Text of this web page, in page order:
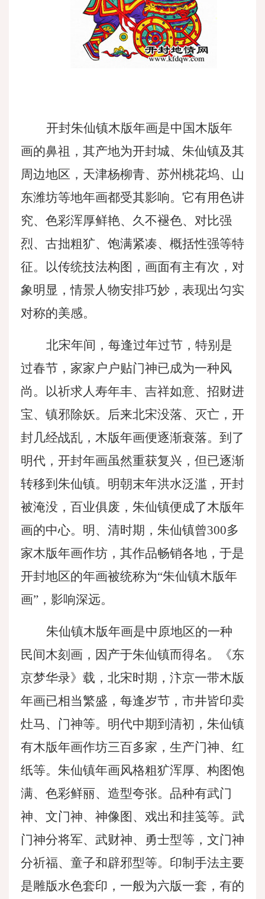
开封朱仙镇木版年画是中国木版年
画的鼻祖，其产地为开封城、朱仙镇及其
周边地区，天津杨柳青、苏州桃花坞、山
东潍坊等地年画都受其影响。它有用色讲
究、色彩浑厚鲜艳、久不褪色、对比强
烈、古拙粗犷、饱满紧凑、概括性强等特
征。以传统技法构图，画面有主有次，对
象明显，情景人物安排巧妙，表现出匀实
对称的美感。
北宋年间，每逢过年过节，特别是
过春节，家家户户贴门神已成为一种风
尚。以祈求人寿年丰、吉祥如意、招财进
宝、镇邪除妖。后来北宋没落、灭亡，开
封几经战乱，木版年画便逐渐衰落。到了
明代，开封年画虽然重获复兴，但已逐渐
转移到朱仙镇。明朝末年洪水泛滥，开封
被淹没，百业俱废，朱仙镇便成了木版年
画的中心。明、清时期，朱仙镇曾300多
家木版年画作坊，其作品畅销各地，于是
开封地区的年画被统称为“朱仙镇木版年
画”，影响深远。
朱仙镇木版年画是中原地区的一种
民间木刻画，因产于朱仙镇而得名。《东
京梦华录》载，北宋时期，汴京一带木版
年画已相当繁盛，每逢岁节，市井皆印卖
灶马、门神等。明代中期到清初，朱仙镇
有木版年画作坊三百多家，生产门神、红
纸等。朱仙镇年画风格粗犷浑厚、构图饱
满、色彩鲜丽、造型夸张。品种有武门
神、文门神、神像图、戏出和挂笺等。武
门神分将军、武财神、勇士型等，文门神
分祈福、童子和辟邪型等。印制手法主要
是雕版水色套印，一般为六版一套，有的